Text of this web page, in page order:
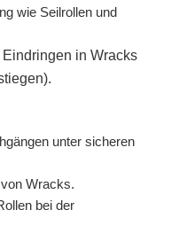
wie Seilrollen und
in Wracks
unter sicheren
Wracks.
bei der